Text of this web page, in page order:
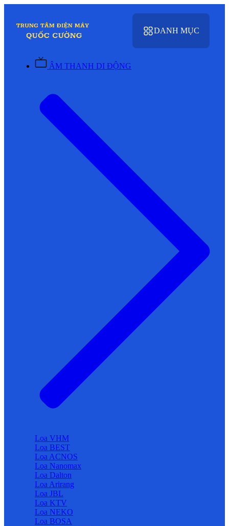
DANH MỤC
ÂM THANH DI ĐỘNG
Loa VHM
Loa BEST
Loa ACNOS
Loa Nanomax
Loa Dalton
Loa Arirang
Loa JBL
Loa KTV
Loa NEKO
Loa BOSA